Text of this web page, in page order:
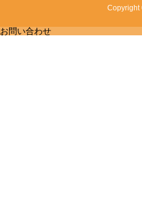
Copyright
お問い合わせ